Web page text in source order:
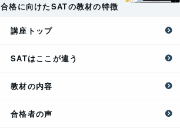
合格に向けたSATの教材の特徴
講座トップ
SATはここが違う
教材の内容
合格者の声